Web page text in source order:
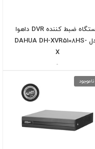
دستگاه ضبط کننده DVR داهوا
مدل DAHUA DH-XVR5108HS-
X
-
ناموجود